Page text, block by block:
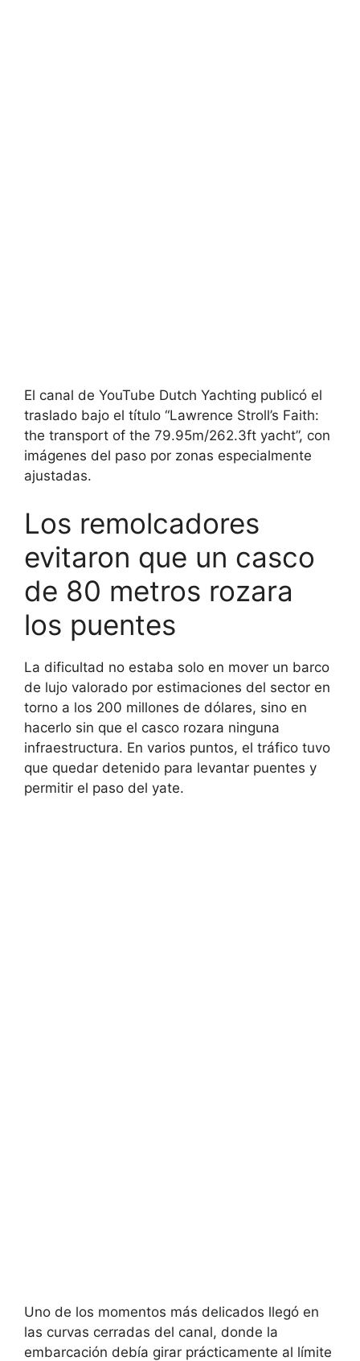
El canal de YouTube Dutch Yachting publicó el
traslado bajo el título “Lawrence Stroll’s Faith:
the transport of the 79.95m/262.3ft yacht”, con
imágenes del paso por zonas especialmente
ajustadas.
Los remolcadores
evitaron que un casco
de 80 metros rozara
los puentes
La dificultad no estaba solo en mover un barco
de lujo valorado por estimaciones del sector en
torno a los 200 millones de dólares, sino en
hacerlo sin que el casco rozara ninguna
infraestructura. En varios puntos, el tráfico tuvo
que quedar detenido para levantar puentes y
permitir el paso del yate.
Uno de los momentos más delicados llegó en
las curvas cerradas del canal, donde la
embarcación debía girar prácticamente al límite